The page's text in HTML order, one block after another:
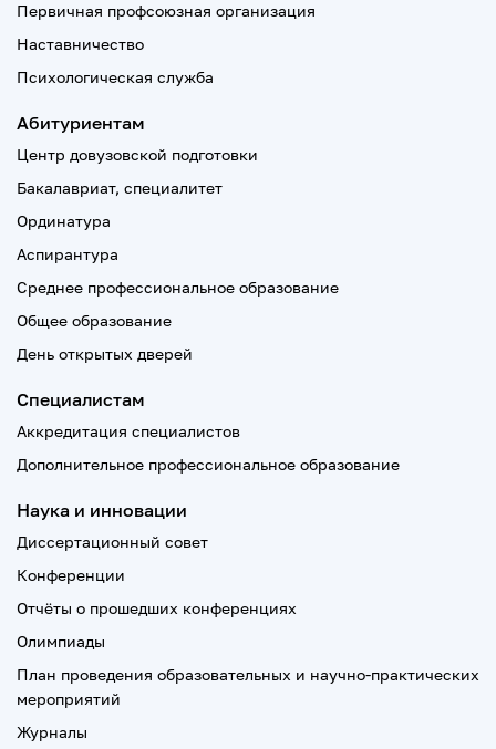
Первичная профсоюзная организация
Наставничество
Психологическая служба
Абитуриентам
Центр довузовской подготовки
Бакалавриат, специалитет
Ординатура
Аспирантура
Среднее профессиональное образование
Общее образование
День открытых дверей
Специалистам
Аккредитация специалистов
Дополнительное профессиональное образование
Наука и инновации
Диссертационный совет
Конференции
Отчёты о прошедших конференциях
Олимпиады
План проведения образовательных и научно-практических
мероприятий
Журналы